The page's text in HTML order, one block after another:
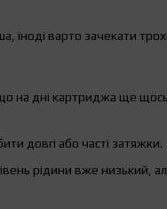
іноді варто зачекати
на дні картриджа ще
довгі або часті затяжки.
рідини вже низький,